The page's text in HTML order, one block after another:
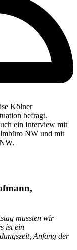
Kölner
befragt.
ein Interview mit
NW und mit
,
mussten wir
ist ein
Anfang der